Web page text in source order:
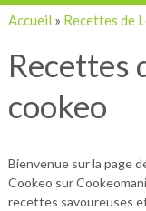
Accueil » Recettes de
Recettes
cookeo
Bienvenue sur la page
Cookeo sur
recettes savoureuses